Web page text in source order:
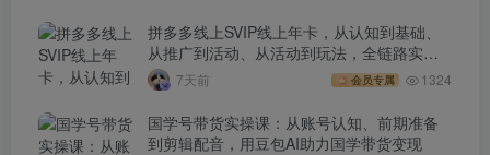
拼多多线上SVIP线上年卡，从认知到基础、
从推广到活动、从活动到玩法，全链路实战
(260730)
7天前 会员专属 1324
国学号带货实操课：从账号认知、前期准备
到剪辑配音，用豆包AI助力国学带货变现